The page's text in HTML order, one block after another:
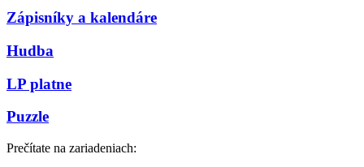
Zápisníky a kalendáre
Hudba
LP platne
Puzzle
Prečítate na zariadeniach: